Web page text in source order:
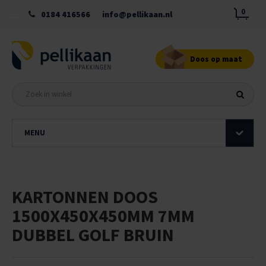
0184 416566 info@pellikaan.nl 0
Doos op maat
MENU
KARTONNEN DOOS
1500X450X450MM 7MM
DUBBEL GOLF BRUIN